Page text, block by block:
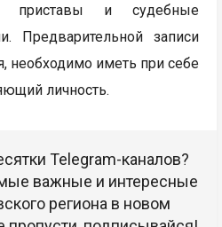
приставы и судебные
Предварительной записи
необходимо иметь при себе
личность.
Telegram-каналов?
важные и интересные
региона в новом